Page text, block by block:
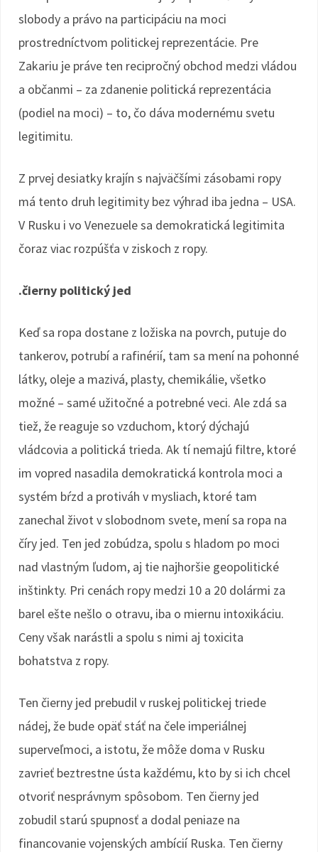
slobody a právo na participáciu na moci
prostredníctvom politickej reprezentácie. Pre
Zakariu je práve ten recipročný obchod medzi vládou
a občanmi – za zdanenie politická reprezentácia
(podiel na moci) – to, čo dáva modernému svetu
legitimitu.
Z prvej desiatky krajín s najväčšími zásobami ropy
má tento druh legitimity bez výhrad iba jedna – USA.
V Rusku i vo Venezuele sa demokratická legitimita
čoraz viac rozpúšťa v ziskoch z ropy.
.čierny politický jed
Keď sa ropa dostane z ložiska na povrch, putuje do
tankerov, potrubí a rafinérií, tam sa mení na pohonné
látky, oleje a mazivá, plasty, chemikálie, všetko
možné – samé užitočné a potrebné veci. Ale zdá sa
tiež, že reaguje so vzduchom, ktorý dýchajú
vládcovia a politická trieda. Ak tí nemajú filtre, ktoré
im vopred nasadila demokratická kontrola moci a
systém bŕzd a protiváh v mysliach, ktoré tam
zanechal život v slobodnom svete, mení sa ropa na
číry jed. Ten jed zobúdza, spolu s hladom po moci
nad vlastným ľudom, aj tie najhoršie geopolitické
inštinkty. Pri cenách ropy medzi 10 a 20 dolármi za
barel ešte nešlo o otravu, iba o miernu intoxikáciu.
Ceny však narástli a spolu s nimi aj toxicita
bohatstva z ropy.
Ten čierny jed prebudil v ruskej politickej triede
nádej, že bude opäť stáť na čele imperiálnej
superveľmoci, a istotu, že môže doma v Rusku
zavrieť beztrestne ústa každému, kto by si ich chcel
otvoriť nesprávnym spôsobom. Ten čierny jed
zobudil starú spupnosť a dodal peniaze na
financovanie vojenských ambícií Ruska. Ten čierny